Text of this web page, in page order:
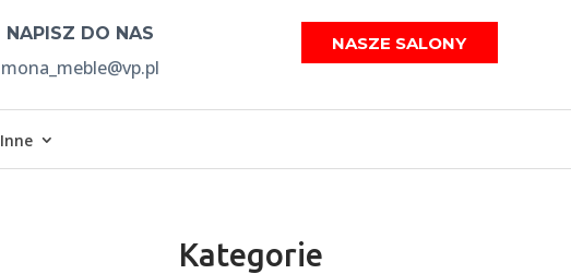
NAPISZ DO NAS
mona_meble@vp.pl
NASZE SALONY
Inne
Kategorie